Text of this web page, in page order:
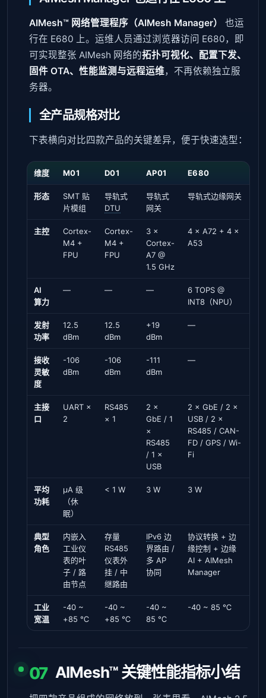
AIMesh™ 网络管理程序（AIMesh Manager）
也运
行在 E680 上。运维人员通过浏览器访问 E680，即
可实现整张 AIMesh 网络的拓扑可视化、配置下发、
固件 OTA、性能监测与远程运维，不再依赖独立服
务器。
全产品规格对比
下表横向对比四款产品的关键差异，便于快速选型：
维度 M01 D01 AP01 E680
形态
SMT 贴
片模组
导轨式
DTU
导轨式
网关
导轨式边缘网关
主控
Cortex-
M4 +
FPU
Cortex-
M4 +
FPU
3 ×
Cortex-
A7 @
1.5 GHz
4 × A72 + 4 ×
A53
AI
算力
— — —
6 TOPS @
INT8（NPU）
发射
功率
12.5
dBm
12.5
dBm
+19
dBm
—
接收
灵敏
度
-106
dBm
-106
dBm
-111
dBm
—
主接
口
UART ×
2
RS485
× 1
2 ×
GbE / 1
×
RS485
/ 1 ×
USB
2 × GbE / 2 ×
USB / 2 ×
RS485 / CAN-
FD / GPS / Wi-
Fi
平均
功耗
μA 级
（休
眠）
< 1 W 3 W 3 W
典型
角色
内嵌入
工业仪
表的叶
子 / 路
由节点
存量
RS485
仪表外
挂 / 中
继路由
IPv6 边
界路由 /
多 AP
协同
协议转换 + 边
缘控制 + 边缘
AI + AIMesh
Manager
工业
宽温
-40 ~
+85 ℃
-40 ~
+85 ℃
-40 ~
85 ℃
-40 ~ 85 ℃
07 AIMesh™ 关键性能指标小结